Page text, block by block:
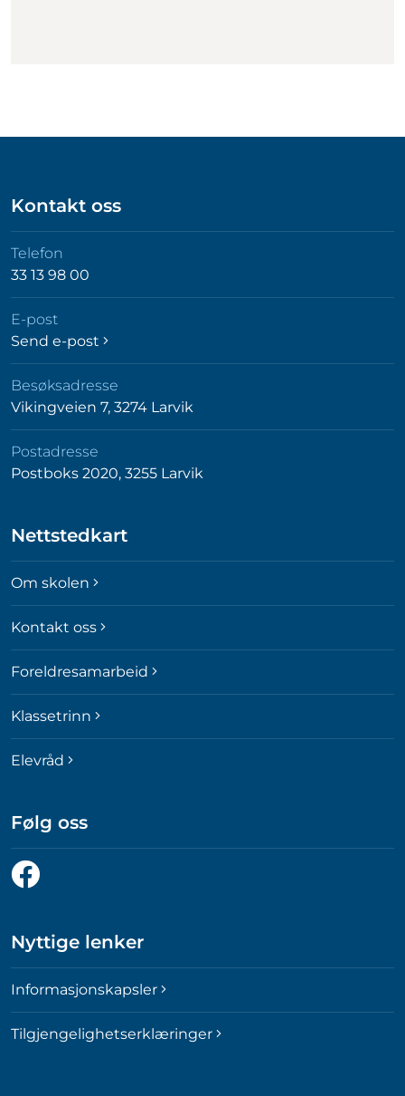
Kontakt oss
Telefon
33 13 98 00
E-post
Send e-post
Besøksadresse
Vikingveien 7, 3274 Larvik
Postadresse
Postboks 2020, 3255 Larvik
Nettstedkart
Om skolen
Kontakt oss
Foreldresamarbeid
Klassetrinn
Elevråd
Følg oss
Følg
oss
Facebook
Nyttige lenker
Informasjonskapsler
Tilgjengelighetserklæringer